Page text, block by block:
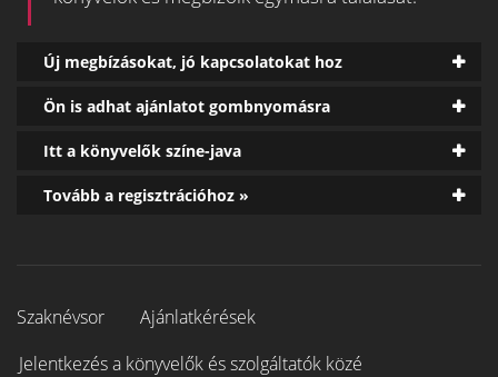
Új megbízásokat, jó kapcsolatokat hoz
Ön is adhat ajánlatot gombnyomásra
Itt a könyvelők színe-java
Tovább a regisztrációhoz »
Szaknévsor
Ajánlatkérések
Jelentkezés a könyvelők és szolgáltatók közé